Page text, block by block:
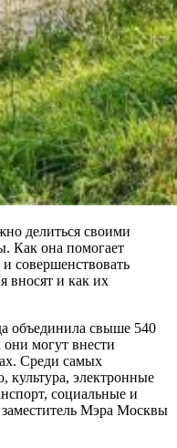
делиться своими
Как она помогает
совершенствовать
вносят и как их
объединила свыше 540
могут внести
Среди самых
культура, электронные
социальные и
Мэра Москвы